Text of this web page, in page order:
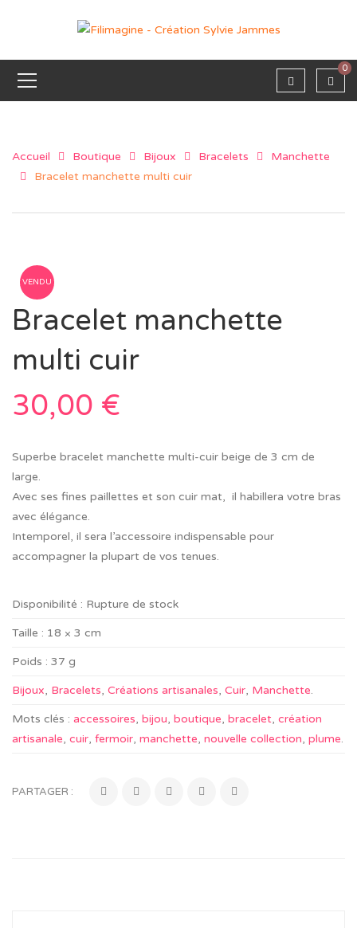
0
Accueil Boutique Bijoux Bracelets
Manchette
Bracelet manchette multi cuir
VENDU
Bracelet manchette
multi cuir
30,00 €
Superbe bracelet manchette multi-cuir beige de 3 cm de
large.
Avec ses fines paillettes et son cuir mat, il habillera votre bras
avec élégance.
Intemporel, il sera l’accessoire indispensable pour
accompagner la plupart de vos tenues.
Disponibilité : Rupture de stock
Taille : 18 × 3 cm
Poids : 37 g
Bijoux, Bracelets, Créations artisanales, Cuir, Manchette.
Mots clés : accessoires, bijou, boutique, bracelet, création
artisanale, cuir, fermoir, manchette, nouvelle collection, plume.
PARTAGER :